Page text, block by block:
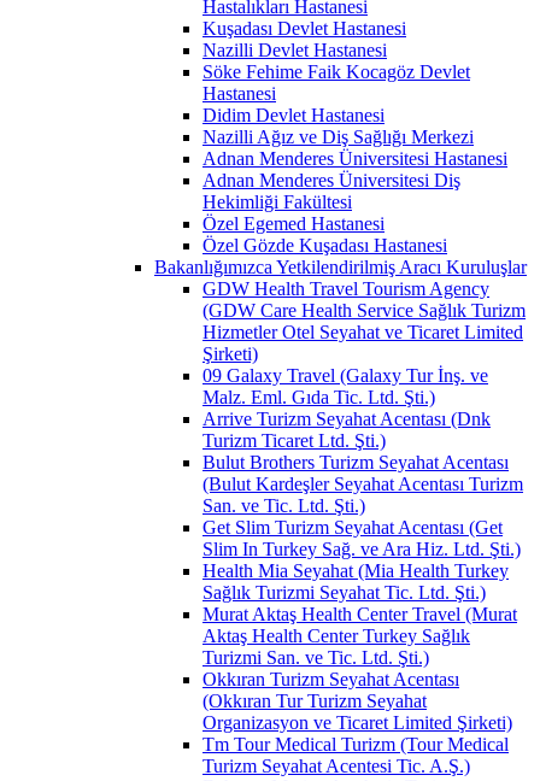
Hastalıkları Hastanesi
Kuşadası Devlet Hastanesi
Nazilli Devlet Hastanesi
Söke Fehime Faik Kocagöz Devlet
Hastanesi
Didim Devlet Hastanesi
Nazilli Ağız ve Diş Sağlığı Merkezi
Adnan Menderes Üniversitesi Hastanesi
Adnan Menderes Üniversitesi Diş
Hekimliği Fakültesi
Özel Egemed Hastanesi
Özel Gözde Kuşadası Hastanesi
Bakanlığımızca Yetkilendirilmiş Aracı Kuruluşlar
GDW Health Travel Tourism Agency
(GDW Care Health Service Sağlık Turizm
Hizmetler Otel Seyahat ve Ticaret Limited
Şirketi)
09 Galaxy Travel (Galaxy Tur İnş. ve
Malz. Eml. Gıda Tic. Ltd. Şti.)
Arrive Turizm Seyahat Acentası (Dnk
Turizm Ticaret Ltd. Şti.)
Bulut Brothers Turizm Seyahat Acentası
(Bulut Kardeşler Seyahat Acentası Turizm
San. ve Tic. Ltd. Şti.)
Get Slim Turizm Seyahat Acentası (Get
Slim In Turkey Sağ. ve Ara Hiz. Ltd. Şti.)
Health Mia Seyahat (Mia Health Turkey
Sağlık Turizmi Seyahat Tic. Ltd. Şti.)
Murat Aktaş Health Center Travel (Murat
Aktaş Health Center Turkey Sağlık
Turizmi San. ve Tic. Ltd. Şti.)
Okkıran Turizm Seyahat Acentası
(Okkıran Tur Turizm Seyahat
Organizasyon ve Ticaret Limited Şirketi)
Tm Tour Medical Turizm (Tour Medical
Turizm Seyahat Acentesi Tic. A.Ş.)